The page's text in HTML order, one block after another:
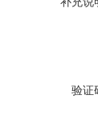
验证